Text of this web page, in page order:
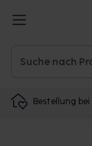
Bestellung bei